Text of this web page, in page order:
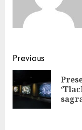
Previous